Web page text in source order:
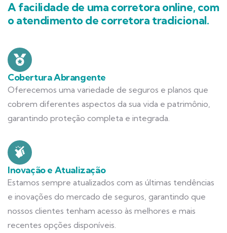
A facilidade de uma corretora online, com
o atendimento de corretora tradicional.
Cobertura Abrangente
Oferecemos uma variedade de seguros e planos que
cobrem diferentes aspectos da sua vida e patrimônio,
garantindo proteção completa e integrada.
Inovação e Atualização
Estamos sempre atualizados com as últimas tendências
e inovações do mercado de seguros, garantindo que
nossos clientes tenham acesso às melhores e mais
recentes opções disponíveis.